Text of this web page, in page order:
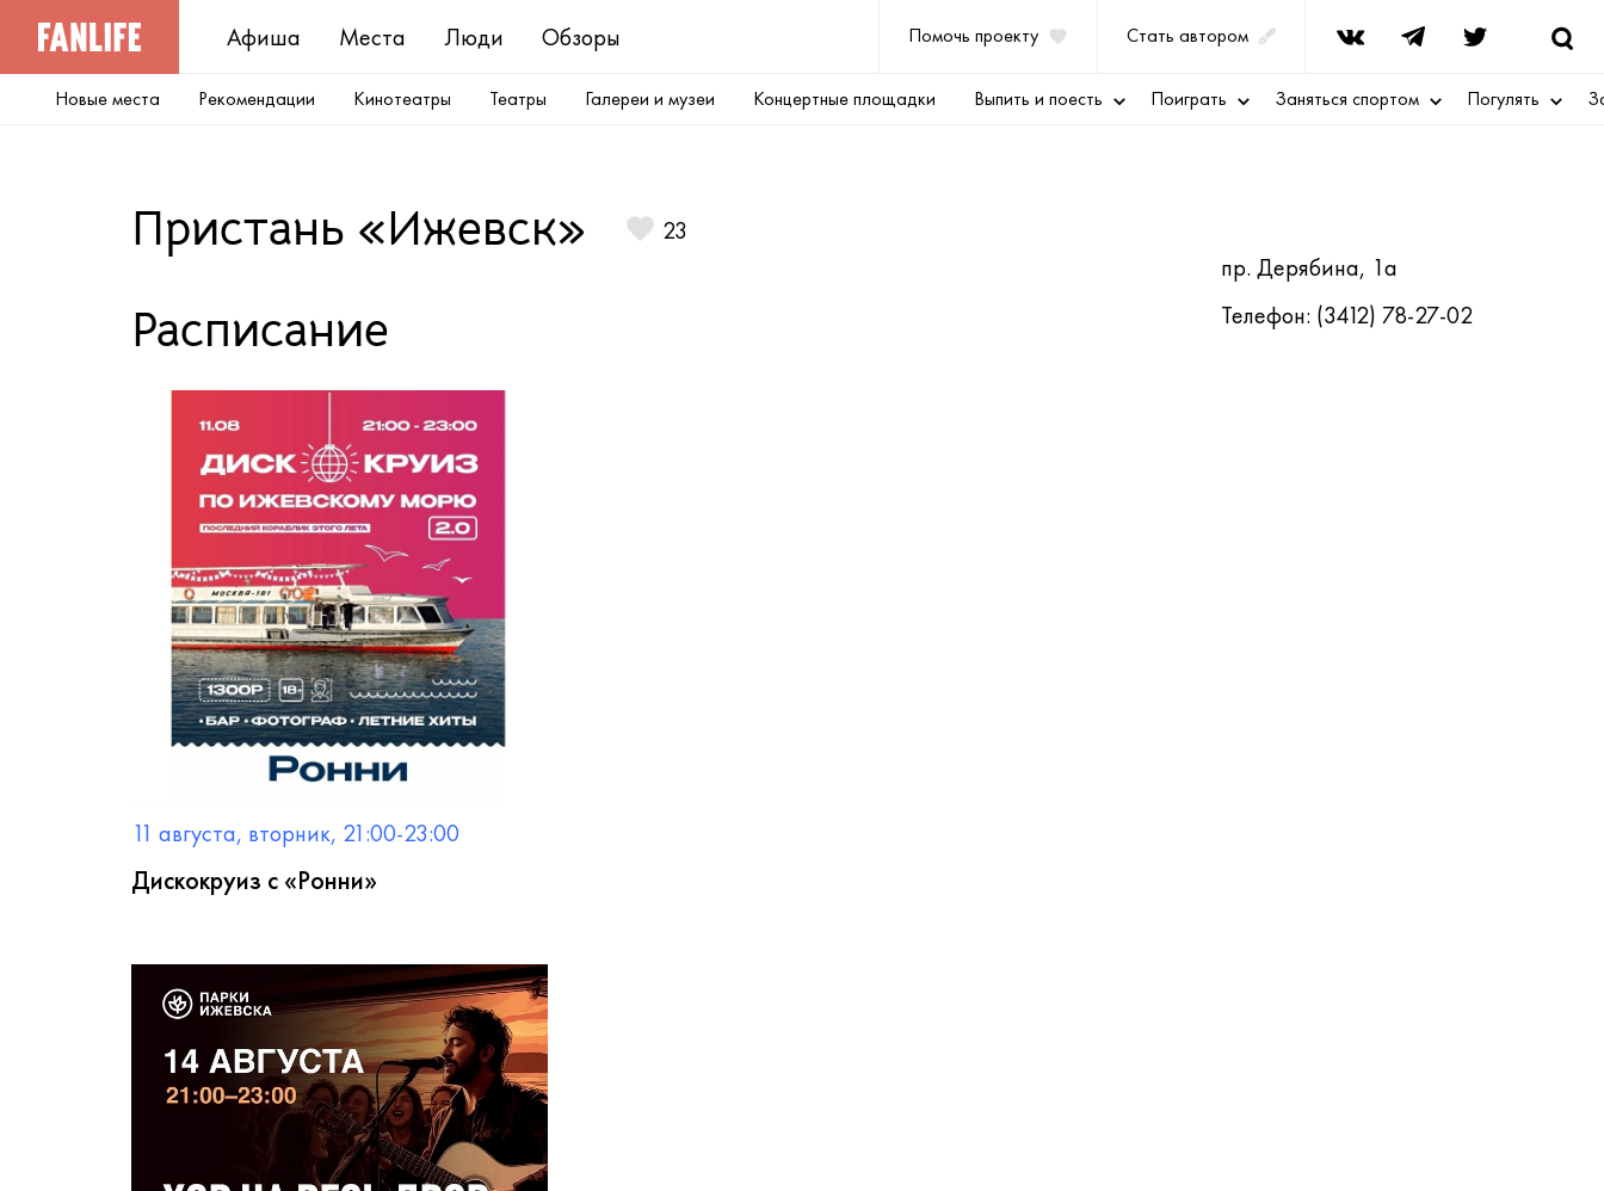
Афиша Места Люди Обзоры Помочь проекту Стать автором
Новые места Рекомендации Кинотеатры Театры Галереи и музеи Концертные площадки Выпить и поесть Поиграть Заняться спортом Погулять
Пристань «Ижевск»
23
пр. Дерябина, 1а
Телефон: (3412) 78-27-02
Расписание
11 августа, вторник, 21:00-23:00
Дискокруиз с «Ронни»